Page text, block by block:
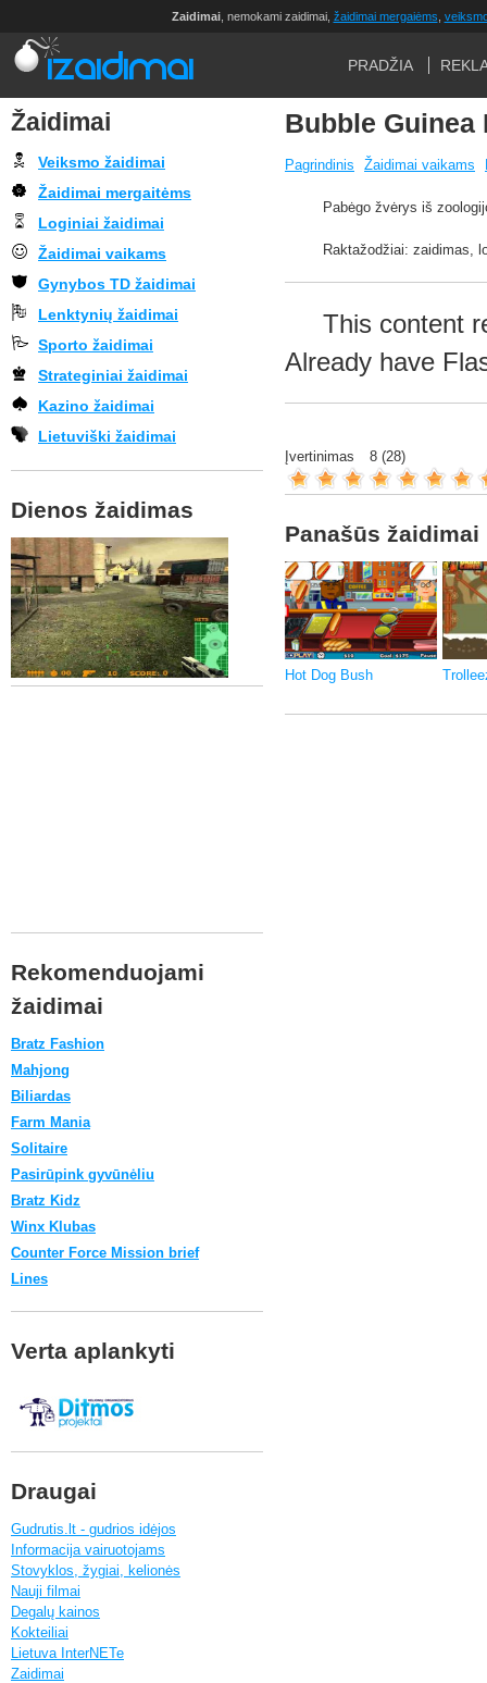
Zaidimai, nemokami zaidimai, žaidimai mergaiėms
PRADŽIA
Bubble Guinea
Pagrindinis Žaidimai vaikams
Pabėgo žvėrys iš
Raktažodžiai: zaidimas,
This content
Already have
Įvertinimas 8 (28)
Panašūs žaidimai
Hot Dog Bush
Žaidimai
Veiksmo žaidimai
Žaidimai mergaitėms
Loginiai žaidimai
Žaidimai vaikams
Gynybos TD žaidimai
Lenktynių žaidimai
Sporto žaidimai
Strateginiai žaidimai
Kazino žaidimai
Lietuviški žaidimai
Dienos žaidimas
Rekomenduojami
žaidimai
Bratz Fashion
Mahjong
Biliardas
Farm Mania
Solitaire
Pasirūpink gyvūnėliu
Bratz Kidz
Winx Klubas
Counter Force Mission brief
Lines
Verta aplankyti
Draugai
Gudrutis.lt - gudrios idėjos
Informacija vairuotojams
Stovyklos, žygiai, kelionės
Nauji filmai
Degalų kainos
Kokteiliai
Lietuva InterNETe
Zaidimai